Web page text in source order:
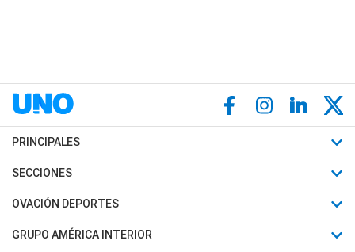
PRINCIPALES
Últimas Noticias
Política
SECCIONES
Horóscopo
Motores
OVACIÓN DEPORTES
Fútbol
GRUPO AMÉRICA INTERIOR